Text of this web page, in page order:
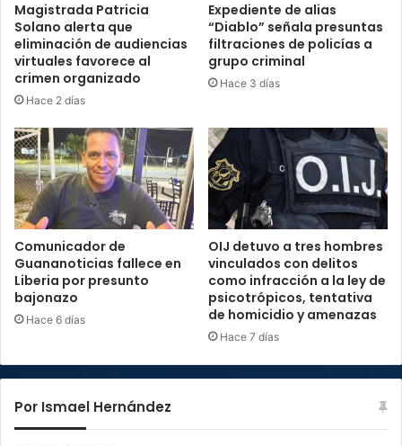
Magistrada Patricia
Solano alerta que
eliminación de audiencias
virtuales favorece al
crimen organizado
Hace 2 días
Expediente de alias
“Diablo” señala presuntas
filtraciones de policías a
grupo criminal
Hace 3 días
Comunicador de
Guananoticias fallece en
Liberia por presunto
bajonazo
Hace 6 días
OIJ detuvo a tres hombres
vinculados con delitos
como infracción a la ley de
psicotrópicos, tentativa
de homicidio y amenazas
Hace 7 días
Por Ismael Hernández